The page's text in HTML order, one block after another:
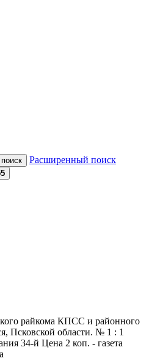
Расширенный поиск
райкома КПСС и районного
Псковской области. № 1 : 1
34-й Цена 2 коп. - газета